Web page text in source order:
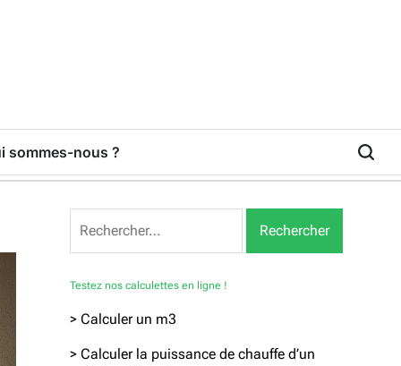
sommes-nous ?
Testez nos calculettes en ligne !
> Calculer un m3
> Calculer la puissance de chauffe d’un